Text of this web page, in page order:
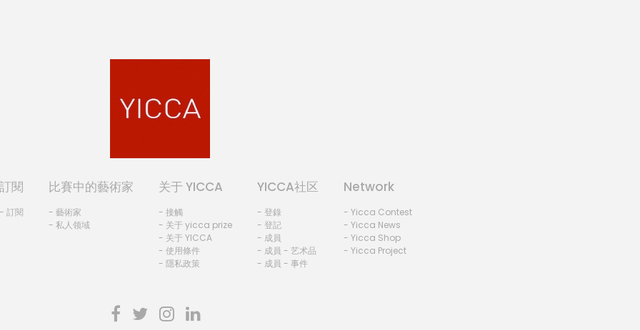
訂閱
- 訂閱
比賽中的藝術家
- 藝術家
- 私人领域
关于 YICCA
- 接觸
- 关于 yicca prize
- 关于 YICCA
- 使用條件
- 隱私政策
YICCA社区
- 登錄
- 登記
- 成員
- 成員 - 艺术品
- 成員 - 事件
Network
- Yicca Contest
- Yicca News
- Yicca Shop
- Yicca Project